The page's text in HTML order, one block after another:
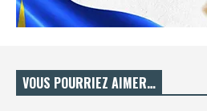
VOUS POURRIEZ AIMER…